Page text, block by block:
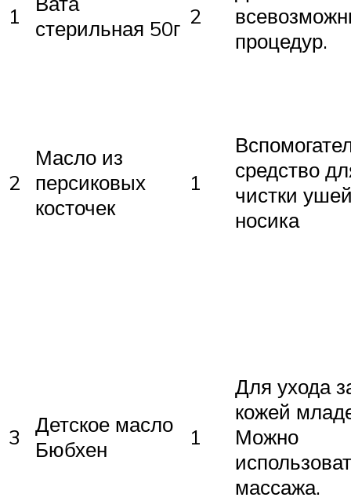
1
стерильная 50г 2
процедур.
2
Масло из
персиковых
косточек
1
средство
чистки
носика
3
Детское масло
Бюбхен
1
Для ухода
кожей
Можно
массажа.